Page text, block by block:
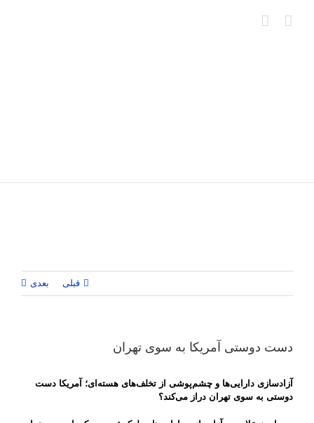
قبلی بعدی
دست دوستی آمریکا به سوی تهران
آزادسازی دارایی‌ها و چشم‌پوشی از تخلف‌های هسته‌ای؛ آمریکا دست
دوستی به سوی تهران دراز می‌کند؟